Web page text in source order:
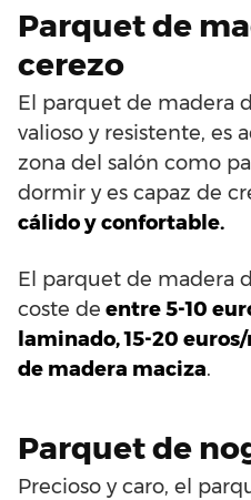
Parquet de
cerezo
El parquet de madera
valioso y resistente, es
zona del salón como
dormir y es capaz de
cálido y confortable.
El parquet de madera
coste de entre 5-10
laminado, 15-20
de madera maciza.
Parquet de
Precioso y caro, el